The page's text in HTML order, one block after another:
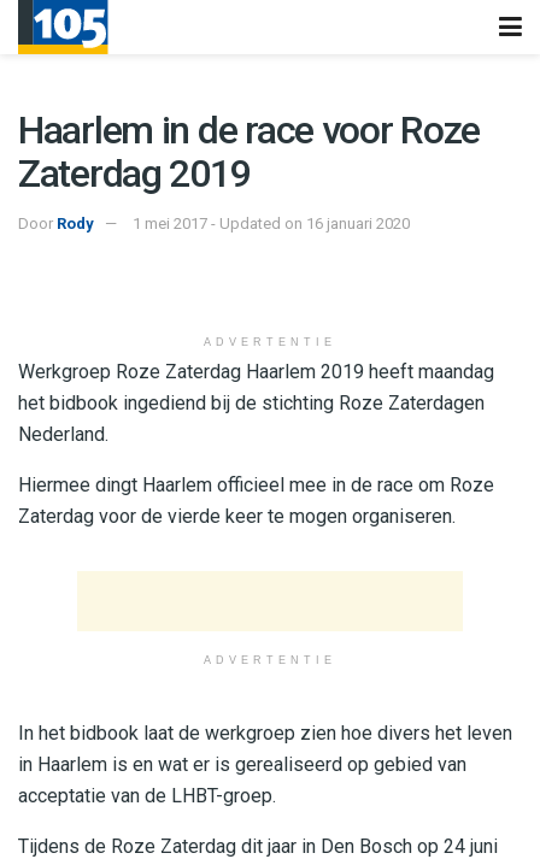
Haarlem in de race voor Roze
Zaterdag 2019
Door Rody 1 mei 2017 - Updated on 16 januari 2020
ADVERTENTIE
Werkgroep Roze Zaterdag Haarlem 2019 heeft maandag
het bidbook ingediend bij de stichting Roze Zaterdagen
Nederland.
Hiermee dingt Haarlem officieel mee in de race om Roze
Zaterdag voor de vierde keer te mogen organiseren.
ADVERTENTIE
In het bidbook laat de werkgroep zien hoe divers het leven
in Haarlem is en wat er is gerealiseerd op gebied van
acceptatie van de LHBT-groep.
Tijdens de Roze Zaterdag dit jaar in Den Bosch op 24 juni